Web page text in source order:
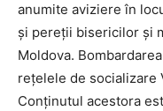
anumite aviziere în
și pereții bisericilor și
Moldova.
rețelele de socializare
Conținutul acestora